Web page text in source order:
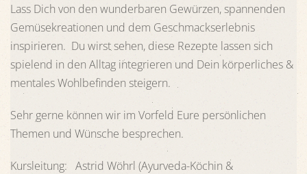
Lass Dich von den wunderbaren Gewürzen, spannenden
Gemüsekreationen und dem Geschmackserlebnis
inspirieren. Du wirst sehen, diese Rezepte lassen sich
spielend in den Alltag integrieren und Dein körperliches &
mentales Wohlbefinden steigern.
Sehr gerne können wir im Vorfeld Eure persönlichen
Themen und Wünsche besprechen.
Kursleitung: Astrid Wöhrl (Ayurveda-Köchin &